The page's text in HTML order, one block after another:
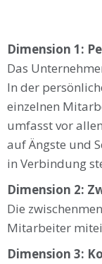
Dimension 1:
Das
In der
einzelnen
umfasst vor
auf Ängste und
in Verbindung
Dimension 2:
Die
Mitarbeiter
Dimension 3: